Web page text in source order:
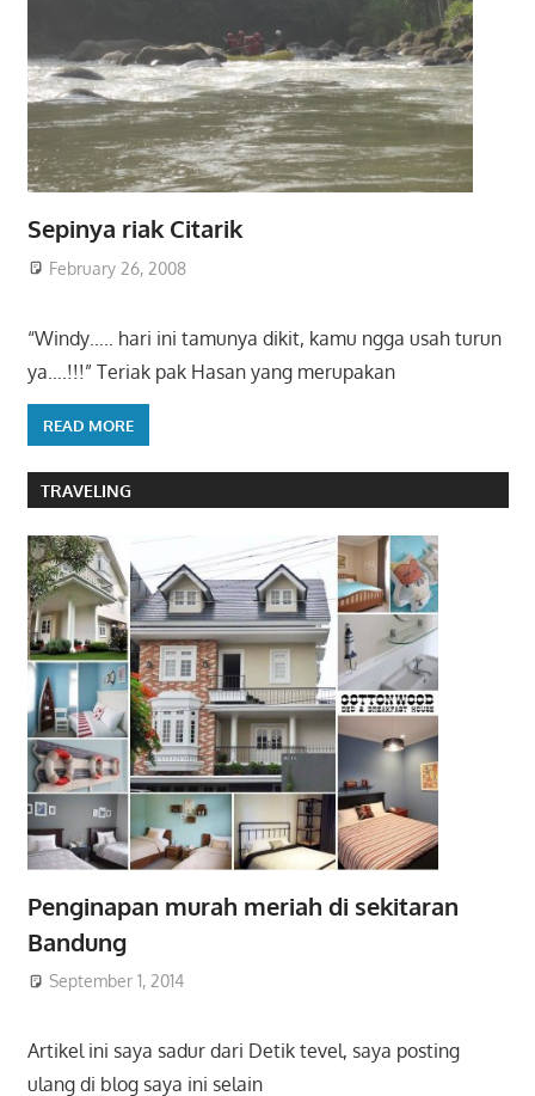
Sepinya riak Citarik
February 26, 2008
“Windy….. hari ini tamunya dikit, kamu ngga usah turun
ya….!!!” Teriak pak Hasan yang merupakan
READ MORE
TRAVELING
Penginapan murah meriah di sekitaran
Bandung
September 1, 2014
Artikel ini saya sadur dari Detik tevel, saya posting
ulang di blog saya ini selain